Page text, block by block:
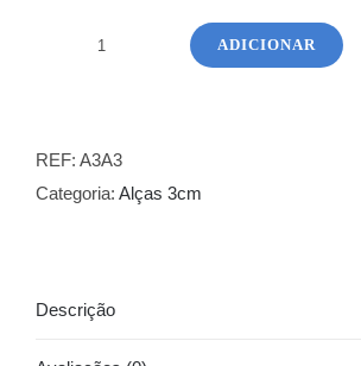
3
cm
ADICIONAR
REF: A3A3
Categoria: Alças 3cm
Descrição